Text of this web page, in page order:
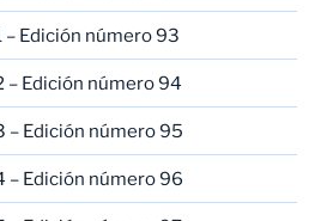
– Edición número 93
– Edición número 94
– Edición número 95
– Edición número 96